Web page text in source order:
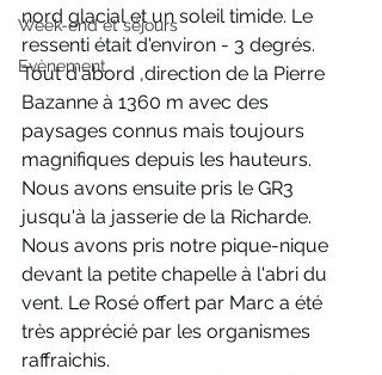
Week-end et séjours
Evènement
nord glacial et un soleil timide. Le
ressenti était d'environ - 3 degrés.
Tout d'abord ,direction de la Pierre
Bazanne à 1360 m avec des
paysages connus mais toujours
magnifiques depuis les hauteurs.
Nous avons ensuite pris le GR3
jusqu'à la jasserie de la Richarde.
Nous avons pris notre pique-nique
devant la petite chapelle à l'abri du
vent. Le Rosé offert par Marc a été
très apprécié par les organismes
raffraichis.